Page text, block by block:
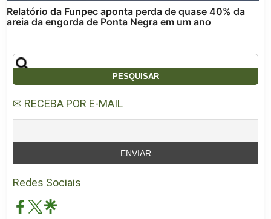
Relatório da Funpec aponta perda de quase 40% da
areia da engorda de Ponta Negra em um ano
✉ RECEBA POR E-MAIL
Redes Sociais